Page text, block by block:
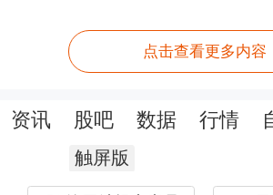
年在“六张网”及相关领域
点击查看更多内容
资讯 股吧 数据 行情
触屏版